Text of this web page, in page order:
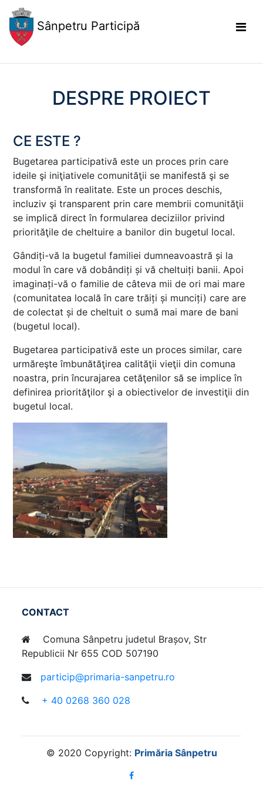
Sânpetru Participă
DESPRE PROIECT
CE ESTE ?
Bugetarea participativă este un proces prin care
ideile şi iniţiativele comunităţii se manifestă şi se
transformă în realitate. Este un proces deschis,
incluziv şi transparent prin care membrii comunităţii
se implică direct în formularea deciziilor privind
priorităţile de cheltuire a banilor din bugetul local.
Gândiți-vă la bugetul familiei dumneavoastră și la
modul în care vă dobândiți și vă cheltuiți banii. Apoi
imaginați-vă o familie de câteva mii de ori mai mare
(comunitatea locală în care trăiți și munciți) care are
de colectat și de cheltuit o sumă mai mare de bani
(bugetul local).
Bugetarea participativă este un proces similar, care
urmăreşte îmbunătăţirea calităţii vieţii din comuna
noastra, prin încurajarea cetăţenilor să se implice în
definirea priorităţilor şi a obiectivelor de investiţii din
bugetul local.
CONTACT
Comuna Sânpetru judetul Brașov, Str
Republicii Nr 655 COD 507190
particip@primaria-sanpetru.ro
+ 40 0268 360 028
© 2020 Copyright: Primăria Sânpetru